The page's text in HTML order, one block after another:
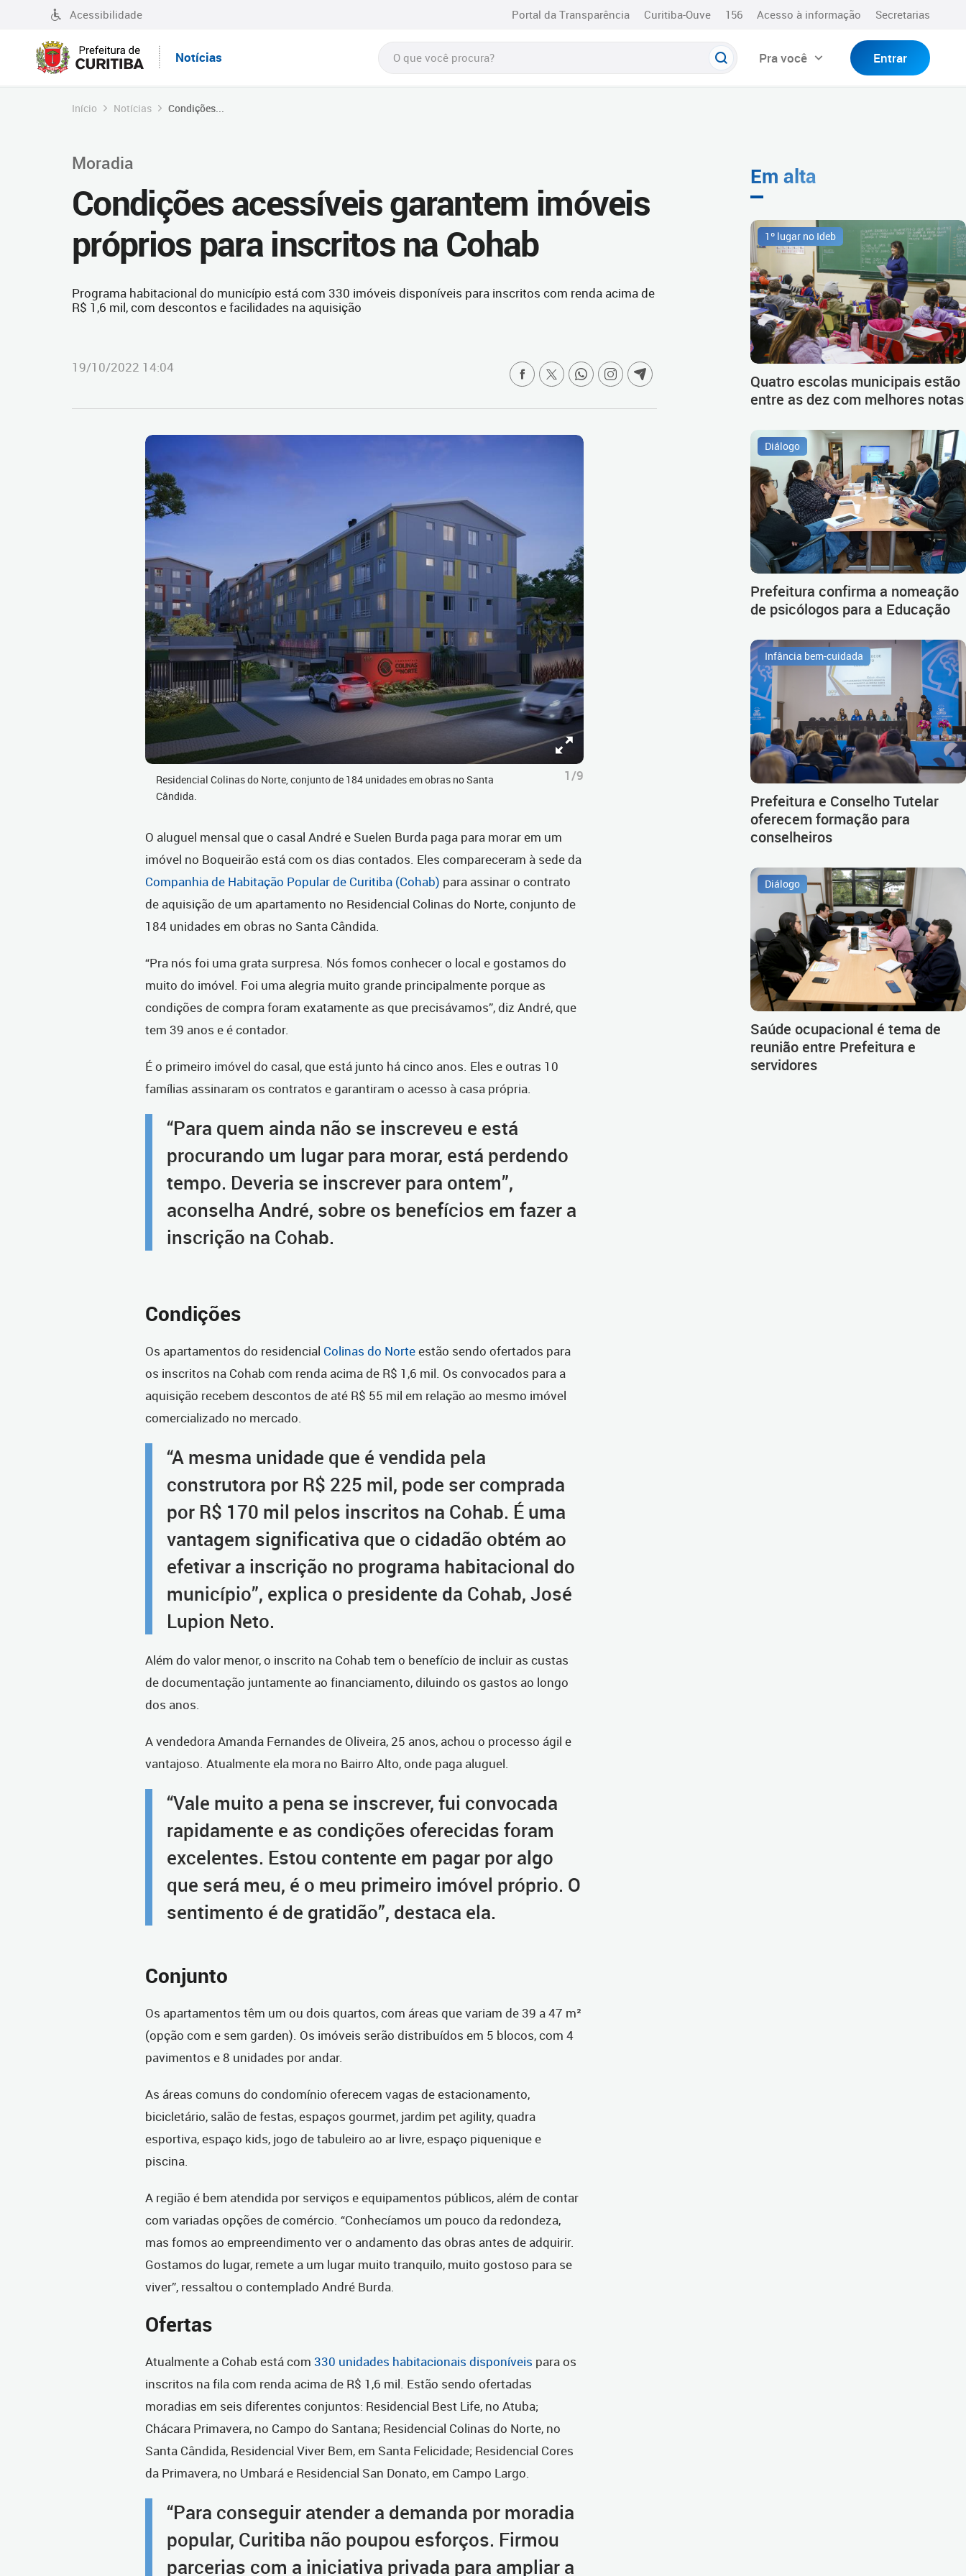
Acessibilidade Portal da Transparência Curitiba-Ouve 156 Acesso à informação Secretarias
Notícias Pra você Entrar
Início Notícias Condições...
Moradia
Condições acessíveis garantem imóveis
próprios para inscritos na Cohab
Programa habitacional do município está com 330 imóveis disponíveis para inscritos com renda acima de
R$ 1,6 mil, com descontos e facilidades na aquisição
19/10/2022 14:04
Residencial Colinas do Norte, conjunto de 184 unidades em obras no Santa
Cândida.
1/9
O aluguel mensal que o casal André e Suelen Burda paga para morar em um
imóvel no Boqueirão está com os dias contados. Eles compareceram à sede da
Companhia de Habitação Popular de Curitiba (Cohab) para assinar o contrato
de aquisição de um apartamento no Residencial Colinas do Norte, conjunto de
184 unidades em obras no Santa Cândida.
“Pra nós foi uma grata surpresa. Nós fomos conhecer o local e gostamos do
muito do imóvel. Foi uma alegria muito grande principalmente porque as
condições de compra foram exatamente as que precisávamos”, diz André, que
tem 39 anos e é contador.
É o primeiro imóvel do casal, que está junto há cinco anos. Eles e outras 10
famílias assinaram os contratos e garantiram o acesso à casa própria.
“Para quem ainda não se inscreveu e está
procurando um lugar para morar, está perdendo
tempo. Deveria se inscrever para ontem”,
aconselha André, sobre os benefícios em fazer a
inscrição na Cohab.
Condições
Os apartamentos do residencial Colinas do Norteestão sendo ofertados para
os inscritos na Cohab com renda acima de R$ 1,6 mil. Os convocados para a
aquisição recebem descontos de até R$ 55 mil em relação ao mesmo imóvel
comercializado no mercado.
“A mesma unidade que é vendida pela
construtora por R$ 225 mil, pode ser comprada
por R$ 170 mil pelos inscritos na Cohab. É uma
vantagem significativa que o cidadão obtém ao
efetivar a inscrição no programa habitacional do
município”, explica o presidente da Cohab, José
Lupion Neto.
Além do valor menor, o inscrito na Cohab tem o benefício de incluir as custas
de documentação juntamente ao financiamento, diluindo os gastos ao longo
dos anos.
A vendedora Amanda Fernandes de Oliveira, 25 anos, achou o processo ágil e
vantajoso. Atualmente ela mora no Bairro Alto, onde paga aluguel.
“Vale muito a pena se inscrever, fui convocada
rapidamente e as condições oferecidas foram
excelentes. Estou contente em pagar por algo
que será meu, é o meu primeiro imóvel próprio. O
sentimento é de gratidão”, destaca ela.
Conjunto
Os apartamentos têm um ou dois quartos, com áreas que variam de 39 a 47 m²
(opção com e sem garden). Os imóveis serão distribuídos em 5 blocos, com 4
pavimentos e 8 unidades por andar.
As áreas comuns do condomínio oferecem vagas de estacionamento,
bicicletário, salão de festas, espaços gourmet, jardim pet agility, quadra
esportiva, espaço kids, jogo de tabuleiro ao ar livre, espaço piquenique e
piscina.
A região é bem atendida por serviços e equipamentos públicos, além de contar
com variadas opções de comércio. “Conhecíamos um pouco da redondeza,
mas fomos ao empreendimento ver o andamento das obras antes de adquirir.
Gostamos do lugar, remete a um lugar muito tranquilo, muito gostoso para se
viver”, ressaltou o contemplado André Burda.
Ofertas
Atualmente a Cohab está com 330 unidades habitacionais disponíveis para os
inscritos na fila com renda acima de R$ 1,6 mil. Estão sendo ofertadas
moradias em seis diferentes conjuntos: Residencial Best Life, no Atuba;
Chácara Primavera, no Campo do Santana; Residencial Colinas do Norte, no
Santa Cândida, Residencial Viver Bem, em Santa Felicidade; Residencial Cores
da Primavera, no Umbará e Residencial San Donato, em Campo Largo.
“Para conseguir atender a demanda por moradia
popular, Curitiba não poupou esforços. Firmou
parcerias com a iniciativa privada para ampliar a
Em alta
1º lugar no Ideb
Quatro escolas municipais estão
entre as dez com melhores notas
Diálogo
Prefeitura confirma a nomeação
de psicólogos para a Educação
Infância bem-cuidada
Prefeitura e Conselho Tutelar
oferecem formação para
conselheiros
Diálogo
Saúde ocupacional é tema de
reunião entre Prefeitura e
servidores